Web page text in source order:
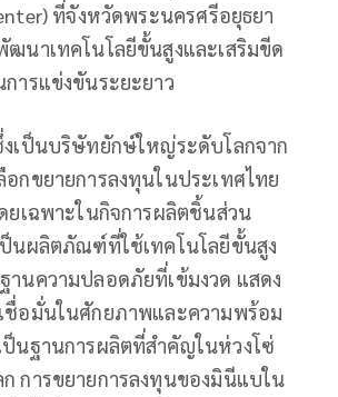
ที่จังหวัดพระนครศรีอยุธยา
ฒนาเทคโนโลยีขั้นสูงและเสริมขีด
ารแข่งขันระยะยาว
เป็นบริษัทยักษ์ใหญ่ระดับโลกจาก
กขยายการลงทุนในประเทศไทย
ยเฉพาะในกิจการผลิตชิ้นส่วน
ป็นผลิตภัณฑ์ที่ใช้เทคโนโลยีขั้นสูง
านความปลอดภัยที่เข้มงวด แสดง
ชื่อมั่นในศักยภาพและความพร้อม
ป็นฐานการผลิตที่สำคัญในห่วงโซ่
การขยายการลงทุนของมินีแบใน